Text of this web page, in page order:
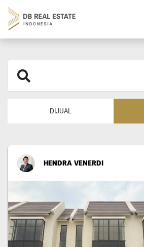
DIJUAL
HENDRA VENERDI